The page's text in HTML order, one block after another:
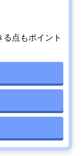
点もポイント